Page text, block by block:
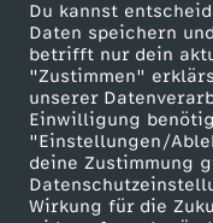
Du kannst
Daten speichern
betrifft nur dein
"Zustimmen"
unserer
Einwilligung
"Einstellungen/
deine Zustimmung
Wirkung für die
ZDF goes Schule
Werbefernsehen
Mainzelmännchen